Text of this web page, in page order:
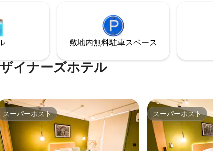
敷地内無料駐⁠車ス⁠ペ⁠ー⁠ス
イ⁠ナ⁠ー⁠ズホ⁠テ⁠ル
スーパーホスト
スーパーホスト スーパーホスト
スーパーホスト